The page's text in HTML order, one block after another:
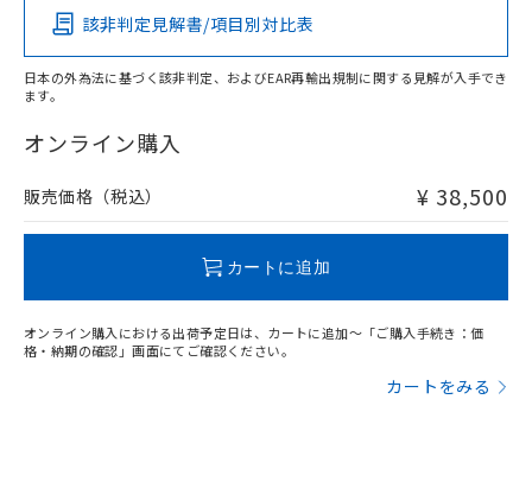
O
在庫等で未対応品が混在する可能性があります。
問い合わせください。
該非判定見解書/項目別対比表
日本の外為法に基づく該非判定、およびEAR再輸出規制に関する見解が入手でき
ます。
オンライン購入
販売価格（税込） ¥ 38,500
カートに追加
オンライン購入における出荷予定日は、カートに追加～「ご購入手続き：価
格・納期の確認」画面にてご確認ください。
カートをみる